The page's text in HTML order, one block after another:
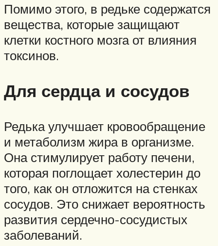
Помимо этого, в редьке содержатся
вещества, которые защищают
клетки костного мозга от влияния
токсинов.
Для сердца и сосудов
Редька улучшает кровообращение
и метаболизм жира в организме.
Она стимулирует работу печени,
которая поглощает холестерин до
того, как он отложится на стенках
сосудов. Это снижает вероятность
развития сердечно-сосудистых
заболеваний.